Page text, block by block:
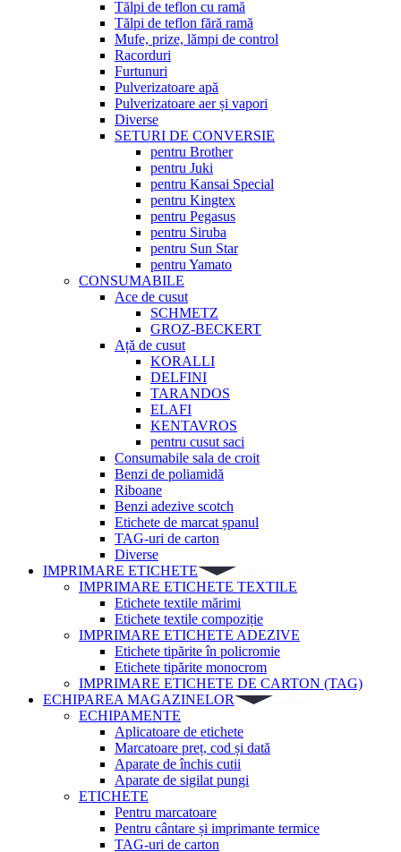
Tălpi de teflon cu ramă
Tălpi de teflon fără ramă
Mufe, prize, lămpi de control
Racorduri
Furtunuri
Pulverizatoare apă
Pulverizatoare aer și vapori
Diverse
SETURI DE CONVERSIE
pentru Brother
pentru Juki
pentru Kansai Special
pentru Kingtex
pentru Pegasus
pentru Siruba
pentru Sun Star
pentru Yamato
CONSUMABILE
Ace de cusut
SCHMETZ
GROZ-BECKERT
Ață de cusut
KORALLI
DELFINI
TARANDOS
ELAFI
KENTAVROS
pentru cusut saci
Consumabile sala de croit
Benzi de poliamidă
Riboane
Benzi adezive scotch
Etichete de marcat șpanul
TAG-uri de carton
Diverse
IMPRIMARE ETICHETE
IMPRIMARE ETICHETE TEXTILE
Etichete textile mărimi
Etichete textile compoziție
IMPRIMARE ETICHETE ADEZIVE
Etichete tipărite în policromie
Etichete tipărite monocrom
IMPRIMARE ETICHETE DE CARTON (TAG)
ECHIPAREA MAGAZINELOR
ECHIPAMENTE
Aplicatoare de etichete
Marcatoare preț, cod și dată
Aparate de închis cutii
Aparate de sigilat pungi
ETICHETE
Pentru marcatoare
Pentru cântare și imprimante termice
TAG-uri de carton